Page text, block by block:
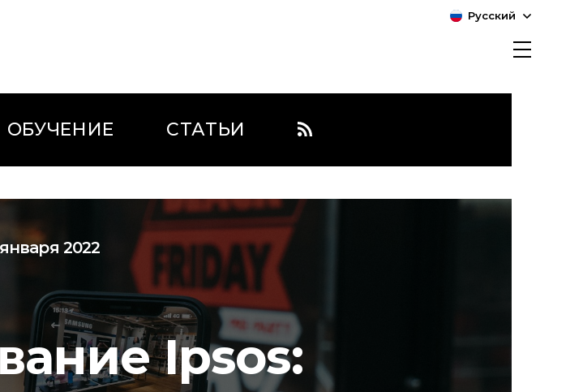
Русский
ОБУЧЕНИЕ СТАТЬИ
2022
Ipsos: